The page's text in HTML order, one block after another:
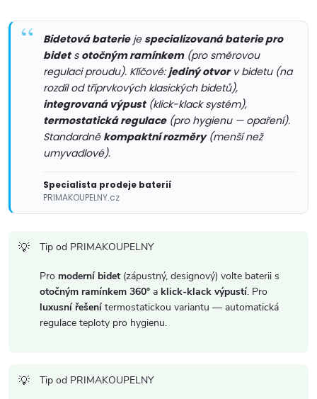
p
p
Bidetová baterieje specializovaná baterie pro
bidets otočným ramínkem(pro směrovou
regulaci proudu). Klíčové: jediný otvorv bidetu (na
rozdíl od tříprvkových klasických bidetů),
integrovaná výpust(klick-klack systém),
termostatická regulace(pro hygienu — opaření).
Standardně kompaktní rozměry(menší než
umyvadlové).
Specialista prodeje baterií
PRIMAKOUPELNY.cz
Tip od PRIMAKOUPELNY
Pro moderní bidet (zápustný, designový) volte baterii s
otočným ramínkem 360° a klick-klack výpustí. Pro
luxusní řešení termostatickou variantu — automatická
regulace teploty pro hygienu.
Tip od PRIMAKOUPELNY